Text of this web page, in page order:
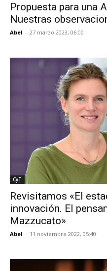
Propuesta para una
Nuestras
Abel - 27 marzo 2023, 06:00
CyT
Revisitamos «El
innovación. El
Mazzucato»
Abel - 11 noviembre 2022, 05:40